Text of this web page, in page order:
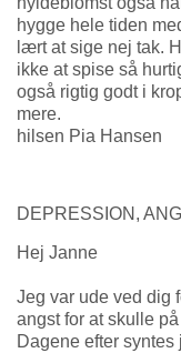
hygge hele tiden
lært at sige nej tak.
ikke at spise så
også rigtig godt i
mere.
hilsen Pia Hansen
DEPRESSION,
Hej Janne
Jeg var ude ved dig
angst for at skulle
Dagene efter